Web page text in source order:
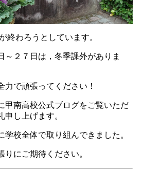
終わろうとしています。
～２７日は，冬季課外がありま
力で頑張ってください！
甲南高校公式ブログをご覧いただ
申し上げます。
学校全体で取り組んできました。
にご期待ください。